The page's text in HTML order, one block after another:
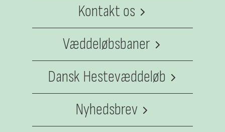
Kontakt os
Væddeløbsbaner
Klampenborg Galopbane
BioCirc Trav Arena Skive
Dansk Hestevæddeløb
Nyhedsbrev